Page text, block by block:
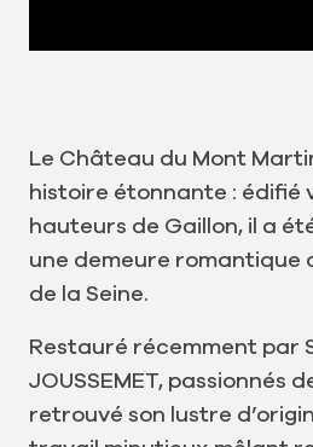
Le Château du Mont
histoire étonnante : édifié
hauteurs de Gaillon, il a
une demeure romantique
de la Seine.
Restauré récemment par
JOUSSEMET, passionnés
retrouvé son lustre